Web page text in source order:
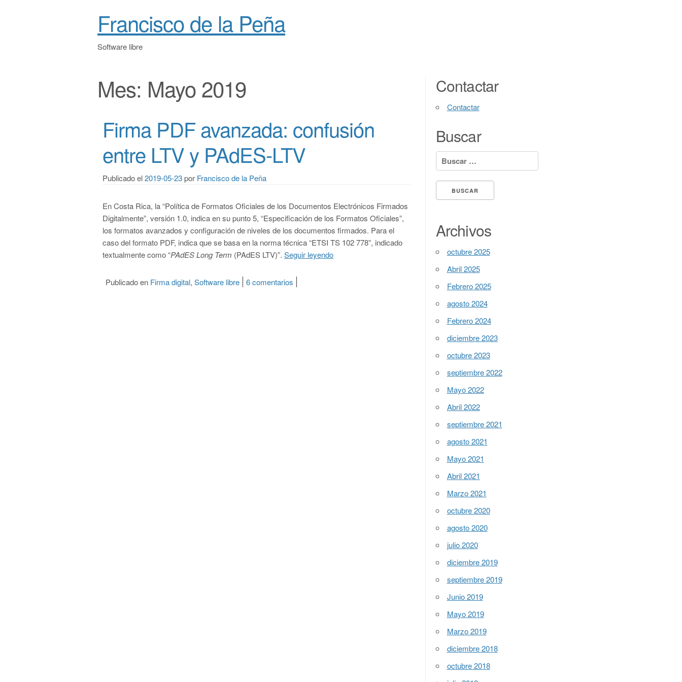
Francisco de la Peña
Software libre
Mes: Mayo 2019
Firma PDF avanzada: confusión
entre LTV y PAdES-LTV
Publicado el2019-05-23por Francisco de la Peña
En Costa Rica, la “Política de Formatos Oficiales de los Documentos Electrónicos Firmados
Digitalmente”, versión 1.0, indica en su punto 5, “Especificación de los Formatos Oficiales”,
los formatos avanzados y configuración de niveles de los documentos firmados. Para el
caso del formato PDF, indica que se basa en la norma técnica “ETSI TS 102 778”, indicado
textualmente como “PAdES Long Term (PAdES LTV)”. Seguir leyendo “Firma PDF avanzada: confusión entre LTV y PAdES-LTV”
Publicado en Firma digital, Software libre 6 comentarios en Firma PDF avanzada: confusión entre LTV y PAdES-LTV
Contactar
Contactar
Buscar
Buscar:
Archivos
octubre 2025
Abril 2025
Febrero 2025
agosto 2024
Febrero 2024
diciembre 2023
octubre 2023
septiembre 2022
Mayo 2022
Abril 2022
septiembre 2021
agosto 2021
Mayo 2021
Abril 2021
Marzo 2021
octubre 2020
agosto 2020
julio 2020
diciembre 2019
septiembre 2019
Junio 2019
Mayo 2019
Marzo 2019
diciembre 2018
octubre 2018